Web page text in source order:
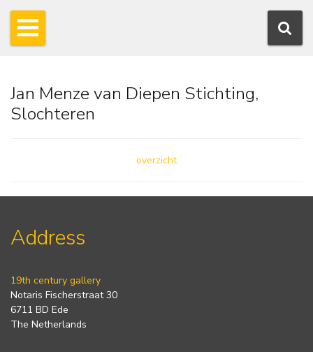
Jan Menze van Diepen Stichting,
Slochteren
overzicht
Address
19th century gallery
Notaris Fischerstraat 30
6711 BD Ede
The Netherlands